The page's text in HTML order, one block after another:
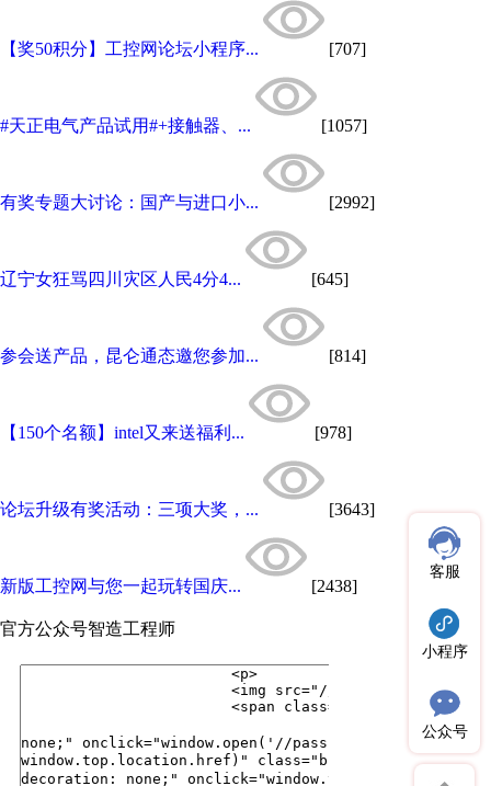
【奖50积分】工控网论坛小程序... [707]
#天正电气产品试用#+接触器、... [1057]
有奖专题大讨论：国产与进口小... [2992]
辽宁女狂骂四川灾区人民4分4... [645]
参会送产品，昆仑通态邀您参加... [814]
【150个名额】intel又来送福利... [978]
论坛升级有奖活动：三项大奖，... [3643]
新版工控网与您一起玩转国庆... [2438]
官方公众号智造工程师
客服
小程序
公众号